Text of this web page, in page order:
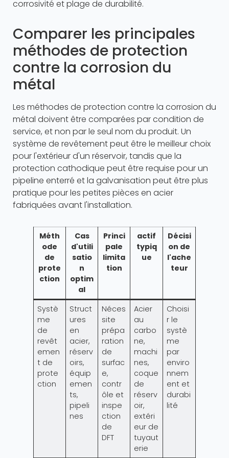
corrosivité et plage de durabilité.
Comparer les principales
méthodes de protection
contre la corrosion du
métal
Les méthodes de protection contre la corrosion du
métal doivent être comparées par condition de
service, et non par le seul nom du produit. Un
système de revêtement peut être le meilleur choix
pour l'extérieur d'un réservoir, tandis que la
protection cathodique peut être requise pour un
pipeline enterré et la galvanisation peut être plus
pratique pour les petites pièces en acier
fabriquées avant l'installation.
Méth
ode
de
prote
ction
Cas
d'utili
satio
n
optim
al
Princi
pale
limita
tion
actif
typiq
ue
Décisi
on de
l'ache
teur
Systè
me
de
revêt
emen
t de
prote
ction
Struct
ures
en
acier,
réserv
oirs,
équip
emen
ts,
pipeli
nes
Néces
site
prépa
ration
de
surfac
e,
contr
ôle et
inspe
ction
de
DFT
Acier
au
carbo
ne,
machi
nes,
coque
de
réserv
oir,
extéri
eur de
tuyaut
erie
Choisi
r le
systè
me
par
enviro
nnem
ent et
durabi
lité